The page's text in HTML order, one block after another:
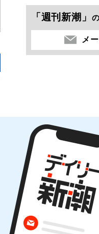
「週刊新潮」
メ